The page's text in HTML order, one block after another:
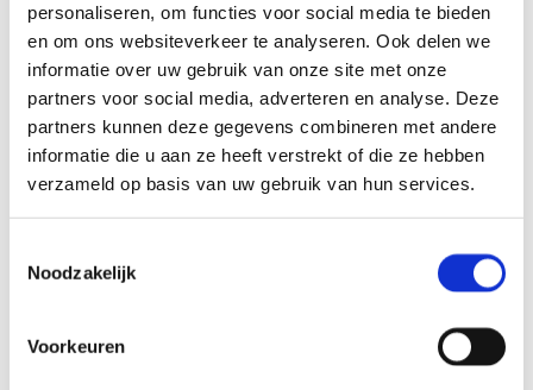
personaliseren, om functies voor social media te bieden
en om ons websiteverkeer te analyseren. Ook delen we
informatie over uw gebruik van onze site met onze
partners voor social media, adverteren en analyse. Deze
partners kunnen deze gegevens combineren met andere
informatie die u aan ze heeft verstrekt of die ze hebben
verzameld op basis van uw gebruik van hun services.
Noodzakelijk
Voorkeuren